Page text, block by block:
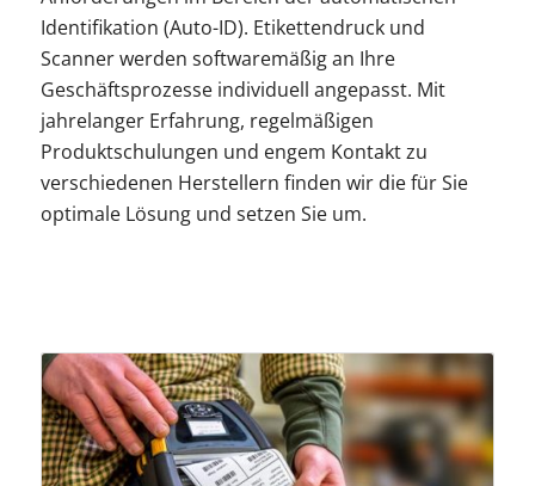
Identifikation (Auto-ID). Etikettendruck und
Scanner werden softwaremäßig an Ihre
Geschäftsprozesse individuell angepasst. Mit
jahrelanger Erfahrung, regelmäßigen
Produktschulungen und engem Kontakt zu
verschiedenen Herstellern finden wir die für Sie
optimale Lösung und setzen Sie um.